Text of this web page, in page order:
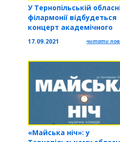
У Тернопільській
філармонії відбудеться
концерт академічного
симфонічного оркестру
17.09.2021 читати
«Майська ніч»: у